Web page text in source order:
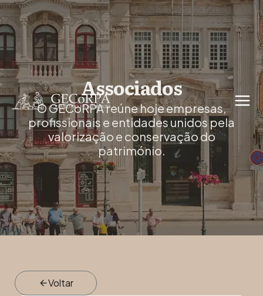
Associados
O GECoRPA reúne hoje empresas,
profissionais e entidades unidos pela
valorização e conservação do
património.
Voltar